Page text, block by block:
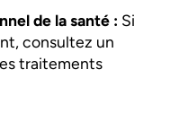
de la santé : Si
consultez un
traitements